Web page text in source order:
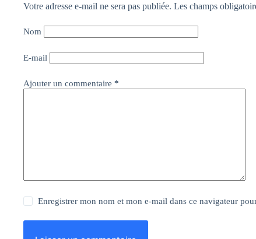
Votre adresse e-mail ne sera pas publiée. Les champs
Nom
E-mail
Ajouter un commentaire *
Enregistrer mon nom et mon e-mail dans ce navigateur